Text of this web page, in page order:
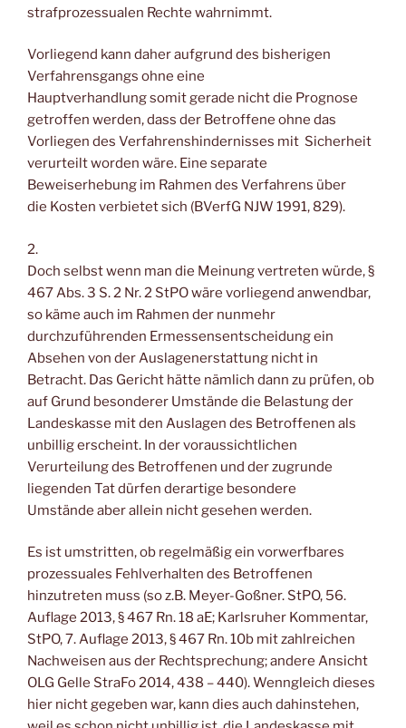
strafprozessualen Rechte wahrnimmt.
Vorliegend kann daher aufgrund des bisherigen
Verfahrensgangs ohne eine
Hauptverhandlung somit gerade nicht die Prognose
getroffen werden, dass der Betroffene ohne das
Vorliegen des Verfahrenshindernisses mit Sicherheit
verurteilt worden wäre. Eine separate
Beweiserhebung im Rahmen des Verfahrens über
die Kosten verbietet sich (BVerfG NJW 1991, 829).
2.
Doch selbst wenn man die Meinung vertreten würde, §
467 Abs. 3 S. 2 Nr. 2 StPO wäre vorliegend anwendbar,
so käme auch im Rahmen der nunmehr
durchzuführenden Ermessensentscheidung ein
Absehen von der Auslagenerstattung nicht in
Betracht. Das Gericht hätte nämlich dann zu prüfen, ob
auf Grund besonderer Umstände die Belastung der
Landeskasse mit den Auslagen des Betroffenen als
unbillig erscheint. In der voraussichtlichen
Verurteilung des Betroffenen und der zugrunde
liegenden Tat dürfen derartige besondere
Umstände aber allein nicht gesehen werden.
Es ist umstritten, ob regelmäßig ein vorwerfbares
prozessuales Fehlverhalten des Betroffenen
hinzutreten muss (so z.B. Meyer-Goßner. StPO, 56.
Auflage 2013, § 467 Rn. 18 aE; Karlsruher Kommentar,
StPO, 7. Auflage 2013, § 467 Rn. 10b mit zahlreichen
Nachweisen aus der Rechtsprechung; andere Ansicht
OLG Gelle StraFo 2014, 438 – 440). Wenngleich dieses
hier nicht gegeben war, kann dies auch dahinstehen,